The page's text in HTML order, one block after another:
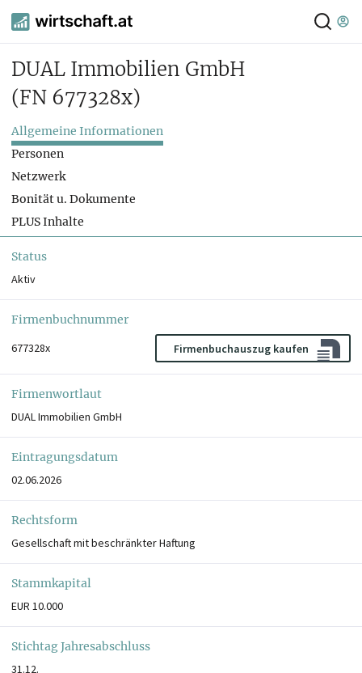
DUAL Immobilien GmbH
(FN 677328x)
Allgemeine Informationen
Personen
Netzwerk
Bonität u. Dokumente
PLUS Inhalte
Status
Aktiv
Firmenbuchnummer
677328x
Firmenbuchauszug kaufen
Firmenwortlaut
DUAL Immobilien GmbH
Eintragungsdatum
02.06.2026
Rechtsform
Gesellschaft mit beschränkter Haftung
Stammkapital
EUR 10.000
Stichtag Jahresabschluss
31.12.